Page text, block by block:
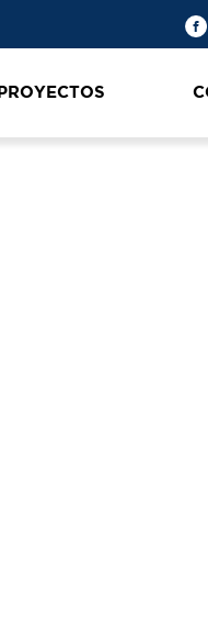
PROYECTOS